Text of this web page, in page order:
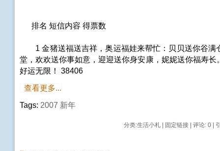
排名 短信内容 得票数
1 金猪送福送吉祥，奥运福娃来帮忙：贝贝送你谷满
堂，欢欢送你事如意，迎迎送你身安康，妮妮送你福寿长
好运无限！ 38406
查看更多...
Tags: 2007 新年
分类:生活小札 固定链接 评论: 0 |